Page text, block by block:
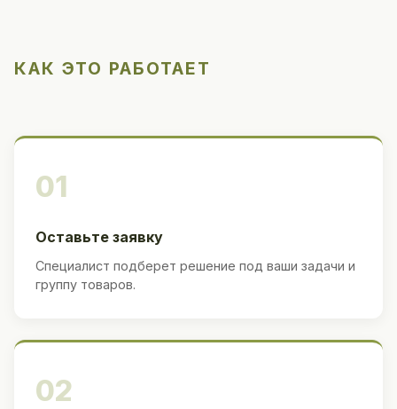
КАК ЭТО РАБОТАЕТ
01
Оставьте заявку
Специалист подберет решение под ваши задачи и
группу товаров.
02